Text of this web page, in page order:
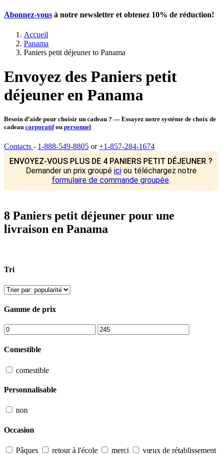
Abonnez-vous à notre newsletter et obtenez 10% de réduction!
Accueil
Panama
Paniers petit déjeuner to Panama
Envoyez des Paniers petit
déjeuner en Panama
Besoin d’aide pour choisir un cadeau ? — Essayez notre système de choix de
cadeau corporatifou personnel
Contacts - 1-888-549-8805 or+1-857-284-1674
ENVOYEZ-VOUS PLUS DE 4 PANIERS PETIT DÉJEUNER ?
Demander un prix groupé iciou téléchargez notre
formulaire de commande groupée.
8 Paniers petit déjeuner pour une
livraison en Panama
Tri
Gamme de prix
Comestible
comestible
Personnalisable
non
Occasion
Pâques retour à l'école merci
vœux de rétablissement